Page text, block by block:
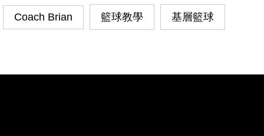
Coach Brian 籃球教學 基層籃球